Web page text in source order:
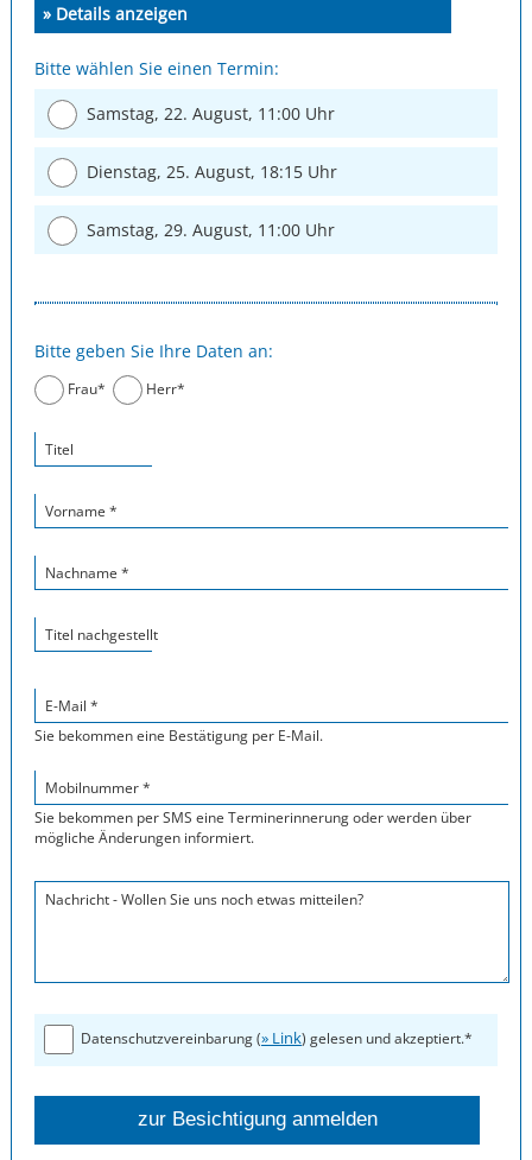
» Details anzeigen
Bitte wählen Sie einen Termin:
Samstag, 22. August, 11:00 Uhr
Dienstag, 25. August, 18:15 Uhr
Samstag, 29. August, 11:00 Uhr
Bitte geben Sie Ihre Daten an:
Frau* Herr*
Titel
Vorname *
Nachname *
Titel nachgestellt
E-Mail *
Sie bekommen eine Bestätigung per E-Mail.
Mobilnummer *
Sie bekommen per SMS eine Terminerinnerung oder werden über
mögliche Änderungen informiert.
Nachricht - Wollen Sie uns noch etwas mitteilen?
Datenschutzvereinbarung (» Link) gelesen und akzeptiert.*